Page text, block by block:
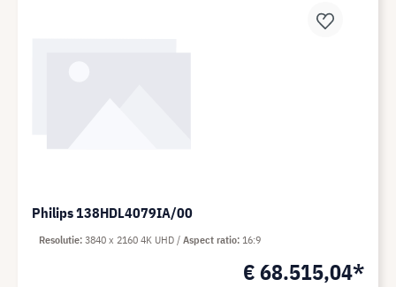
Philips 138HDL4079IA/00
€ 68.515,04*
Resolutie 3840 x 2160 4K UHD Aspect ratio 16:9